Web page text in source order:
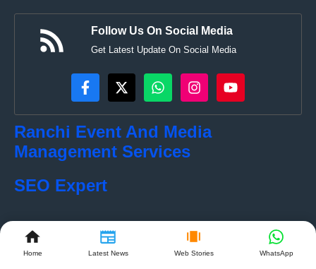
Home Latest News Web Stories WhatsApp
Follow Us On Social Media
Get Latest Update On Social Media
Ranchi Event And Media
Management Services
SEO Expert
© localkhabar.com • All rights reserved